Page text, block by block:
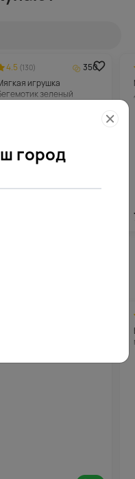
4.5 (130)
350
игрушка
зеленый
город